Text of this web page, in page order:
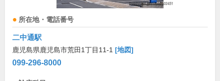
所在地・電話番号
二中通駅
鹿児島県鹿児島市荒田1丁目11-1 [地図]
099-296-8000